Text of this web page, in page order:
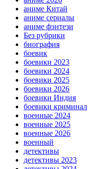
аниме Китай
аниме сериалы
аниме фэнтези
Без рубрики
биография
боевик
боевики 2023
боевики 2024
боевики 2025
боевики 2026
боевики Индия
боевики криминал
военные 2024
военные 2025
военные 2026
военный
детективы
детективы 2023